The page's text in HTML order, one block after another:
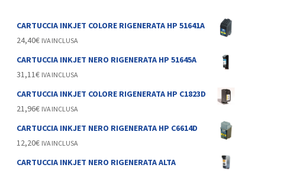
CARTUCCIA INKJET COLORE RIGENERATA HP 51641A
24,40€ IVA INCLUSA
CARTUCCIA INKJET NERO RIGENERATA HP 51645A
31,11€ IVA INCLUSA
CARTUCCIA INKJET COLORE RIGENERATA HP C1823D
21,96€ IVA INCLUSA
CARTUCCIA INKJET NERO RIGENERATA HP C6614D
12,20€ IVA INCLUSA
CARTUCCIA INKJET NERO RIGENERATA ALTA